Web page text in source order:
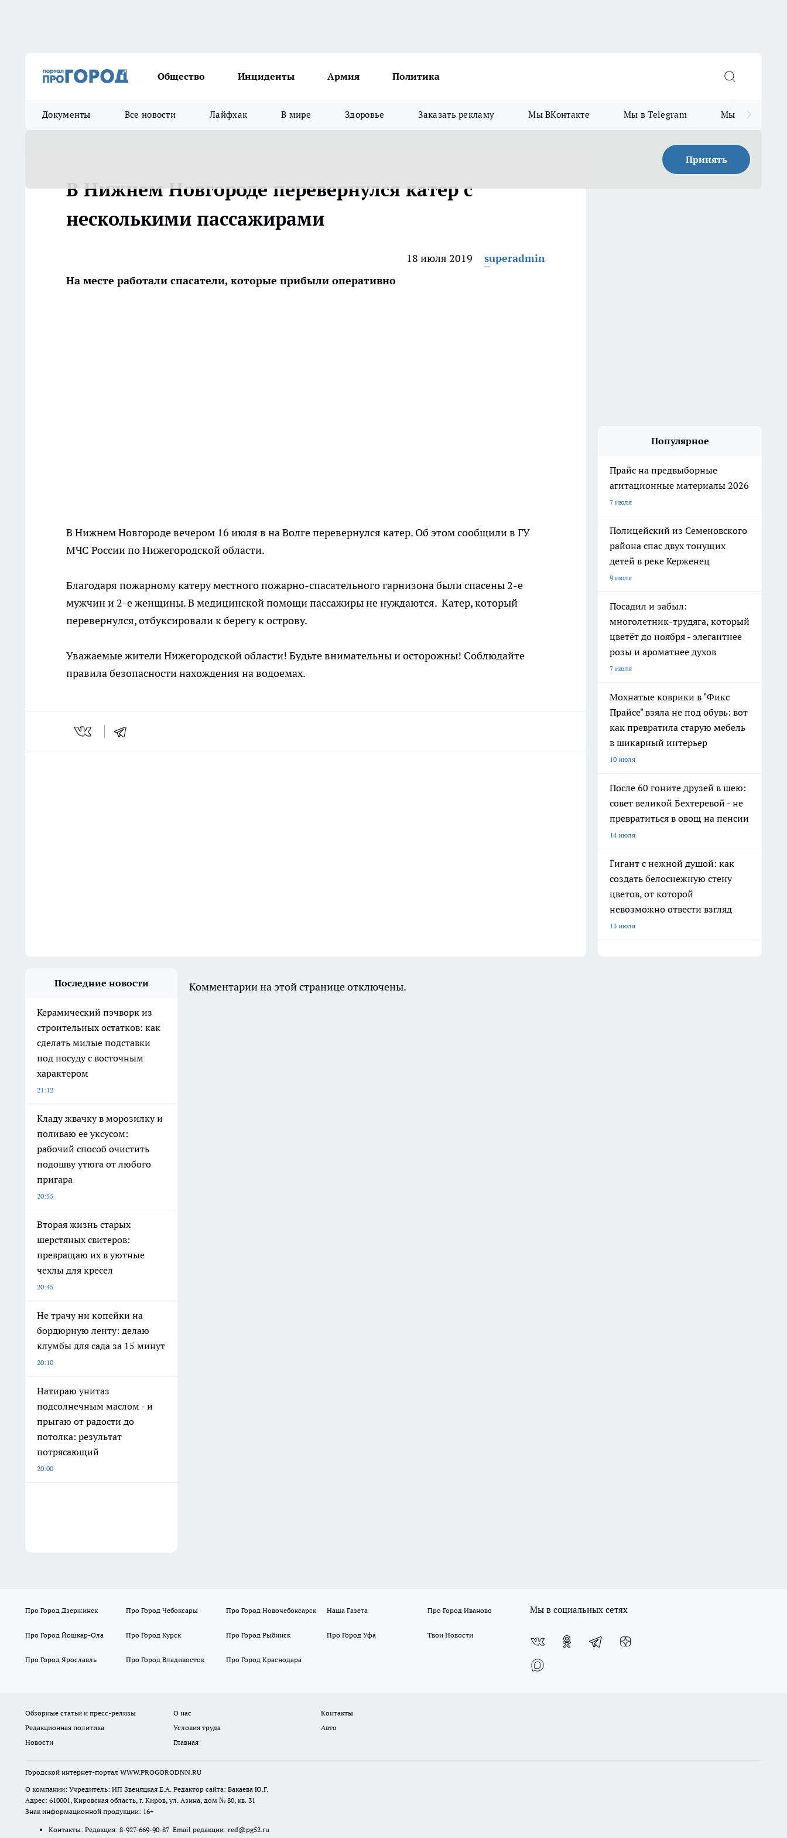
Общество Инциденты Армия Политика
Документы Все новости Лайфхак В мире Здоровье Заказать рекламу Мы ВКонтакте Мы в Telegram Мы в MAX
Принять
В Нижнем Новгороде перевернулся катер с
несколькими пассажирами
18 июля 2019
superadmin
На месте работали спасатели, которые прибыли оперативно
В Нижнем Новгороде вечером 16 июля в на Волге перевернулся катер. Об этом сообщили в ГУ
МЧС России по Нижегородской области.
Благодаря пожарному катеру местного пожарно-спасательного гарнизона были спасены 2-е
мужчин и 2-е женщины. В медицинской помощи пассажиры не нуждаются. Катер, который
перевернулся, отбуксировали к берегу к острову.
Уважаемые жители Нижегородской области! Будьте внимательны и осторожны! Соблюдайте
правила безопасности нахождения на водоемах.
Популярное
Прайс на предвыборные
агитационные материалы 2026
7 июля
Полицейский из Семеновского
района спас двух тонущих
детей в реке Керженец
9 июля
Посадил и забыл:
многолетник-трудяга, который
цветёт до ноября - элегантнее
розы и ароматнее духов
7 июля
Мохнатые коврики в "Фикс
Прайсе" взяла не под обувь: вот
как превратила старую мебель
в шикарный интерьер
10 июля
После 60 гоните друзей в шею:
совет великой Бехтеревой - не
превратиться в овощ на пенсии
14 июля
Гигант с нежной душой: как
создать белоснежную стену
цветов, от которой
невозможно отвести взгляд
13 июля
Последние новости
Керамический пэчворк из
строительных остатков: как
сделать милые подставки
под посуду с восточным
характером
21:12
Кладу жвачку в морозилку и
поливаю ее уксусом:
рабочий способ очистить
подошву утюга от любого
пригара
20:55
Вторая жизнь старых
шерстяных свитеров:
превращаю их в уютные
чехлы для кресел
20:45
Не трачу ни копейки на
бордюрную ленту: делаю
клумбы для сада за 15 минут
20:10
Натираю унитаз
подсолнечным маслом - и
прыгаю от радости до
потолка: результат
потрясающий
20:00
Комментарии на этой странице отключены.
Про Город Дзержинск Про Город Чебоксары Про Город Новочебоксарск Наша Газета Про Город Иваново
Про Город Йошкар-Ола Про Город Курск Про Город Рыбинск Про Город Уфа Твои Новости
Про Город Ярославль Про Город Владивосток Про Город Краснодара
Мы в социальных сетях
Обзорные статьи и пресс-релизы О нас
Контакты
Редакционная политика
Условия труда
Авто
Новости
Главная
Городской интернет-портал WWW.PROGORODNN.RU
О компании: Учредитель: ИП Звеняцкая Е.А. Редактор сайта: Бакаева Ю.Г.
Адрес: 610001, Кировская область, г. Киров, ул. Азина, дом № 80, кв. 31
Знак информационной продукции: 16+
Контакты: Редакция: 8-927-669-90-87 Email редакции: red@pg52.ru